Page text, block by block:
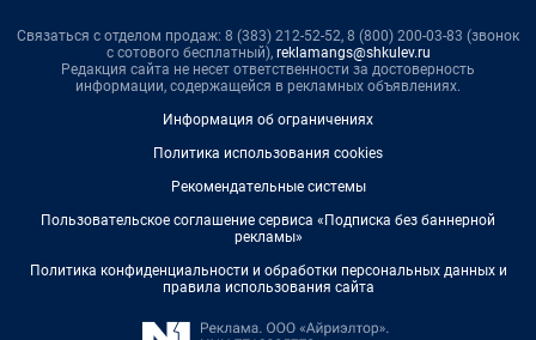
Связаться с отделом продаж: 8 (383) 212-52-52, 8 (800) 200-03-83 (звонок
с сотового бесплатный), reklamangs@shkulev.ru
Редакция сайта не несет ответственности за достоверность
информации, содержащейся в рекламных объявлениях.
Информация об ограничениях
Политика использования cookies
Рекомендательные системы
Пользовательское соглашение сервиса «Подписка без баннерной
рекламы»
Политика конфиденциальности и обработки персональных данных и
правила использования сайта